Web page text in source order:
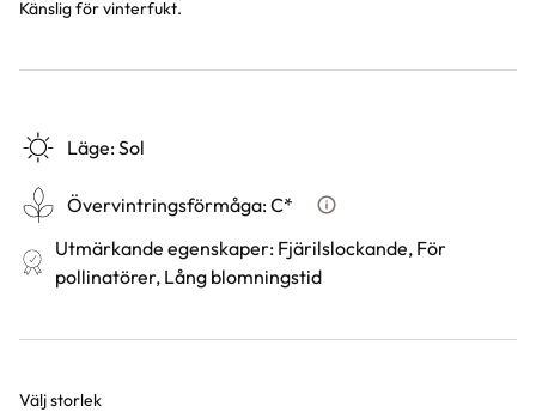
Känslig för vinterfukt.
Läge:Sol
Övervintringsförmåga:C* Vad betyder
Utmärkande egenskaper: Fjärilslockande, För
pollinatörer, Lång blomningstid
Välj storlek